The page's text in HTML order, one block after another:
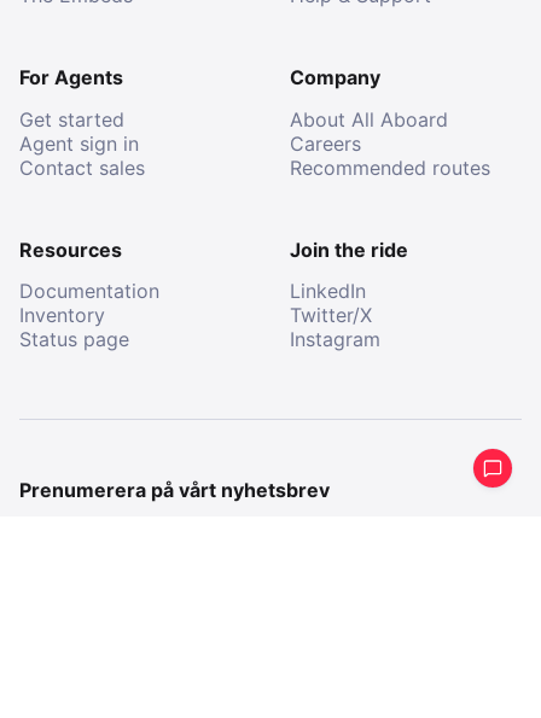
For Agents
Get started
Agent sign in
Contact sales
Company
About All Aboard
Careers
Recommended routes
Resources
Documentation
Inventory
Status page
Join the ride
LinkedIn
Twitter/X
Instagram
Prenumerera på vårt nyhetsbrev